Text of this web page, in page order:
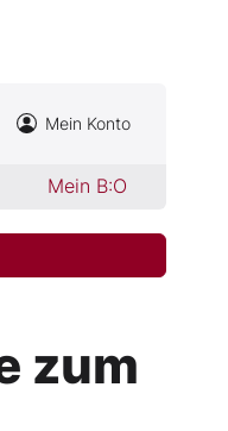
Mein Konto
Mein B:O
zum